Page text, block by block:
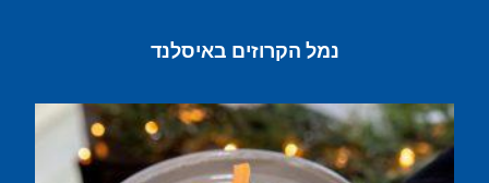
נמל הקרוזים באיסלנד